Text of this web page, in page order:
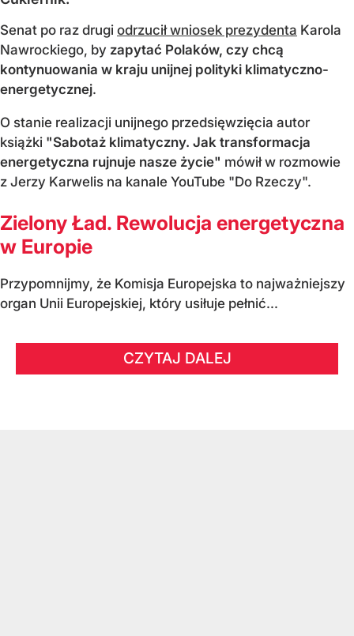
Senat po raz drugi odrzucił wniosek prezydenta Karola
Nawrockiego, by zapytać Polaków, czy chcą
kontynuowania w kraju unijnej polityki klimatyczno-
energetycznej.
O stanie realizacji unijnego przedsięwzięcia autor
książki "Sabotaż klimatyczny. Jak transformacja
energetyczna rujnuje nasze życie" mówił w rozmowie
z Jerzy Karwelis na kanale YouTube "Do Rzeczy".
Zielony Ład. Rewolucja energetyczna
w Europie
Przypomnijmy, że Komisja Europejska to najważniejszy
organ Unii Europejskiej, który usiłuje pełnić...
CZYTAJ DALEJ